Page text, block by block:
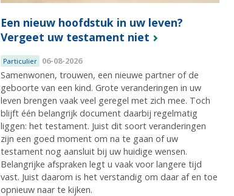
Een nieuw hoofdstuk in uw leven?
Vergeet uw testament niet
Particulier 06-08-2026
Samenwonen, trouwen, een nieuwe partner of de
geboorte van een kind. Grote veranderingen in uw
leven brengen vaak veel geregel met zich mee. Toch
blijft één belangrijk document daarbij regelmatig
liggen: het testament. Juist dit soort veranderingen
zijn een goed moment om na te gaan of uw
testament nog aansluit bij uw huidige wensen.
Belangrijke afspraken legt u vaak voor langere tijd
vast. Juist daarom is het verstandig om daar af en toe
opnieuw naar te kijken.